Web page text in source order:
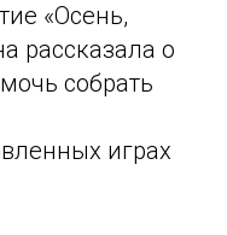
«Осень,
рассказала о
собрать
играх